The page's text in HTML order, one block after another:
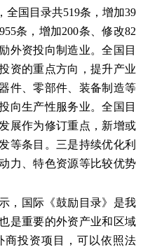
全国目录共519条，增加39
条，增加200条、修改82
外资投向制造业。全国目
资的重点方向，提升产业
件、零部件、装备制造等
向生产性服务业。全国目
展作为修订重点，新增或
等条目。三是持续优化利
力、特色资源等比较优势
，国际《鼓励目录》是我
是重要的外资产业和区域
投资项目，可以依照法